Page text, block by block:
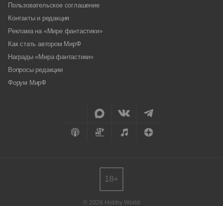
Пользовательское соглашение
Контакты и редакция
Реклама на «Мире фантастики»
Как стать автором МирФ
Награды «Мира фантастики»
Вопросы редакции
Форум МирФ
© 2026 Hobby World
18+